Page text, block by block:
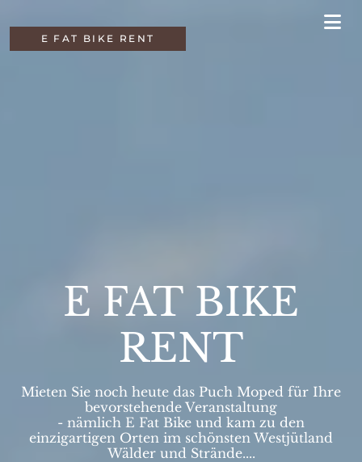
E FAT BIKE RENT
E FAT BIKE
RENT
Mieten Sie noch heute das Puch Moped für Ihre
bevorstehende Veranstaltung
- nämlich E Fat Bike und kam zu den
einzigartigen Orten im schönsten Westjütland
Wälder und Strände....